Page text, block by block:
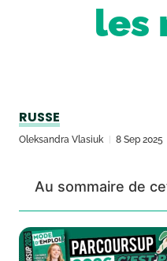
les
RUSSE
Oleksandra Vlasiuk 8 Sep 2025
Au sommaire de